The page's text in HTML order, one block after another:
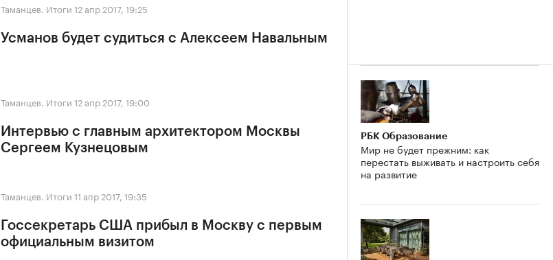
Таманцев. Итоги 12 апр 2017, 19:25
Усманов будет судиться с Алексеем Навальным
Таманцев. Итоги 12 апр 2017, 19:00
Интервью с главным архитектором Москвы
Сергеем Кузнецовым
Таманцев. Итоги 11 апр 2017, 19:35
Госсекретарь США прибыл в Москву с первым
официальным визитом
РБК Образование
Мир не будет прежним: как
перестать выживать и настроить себя
на развитие